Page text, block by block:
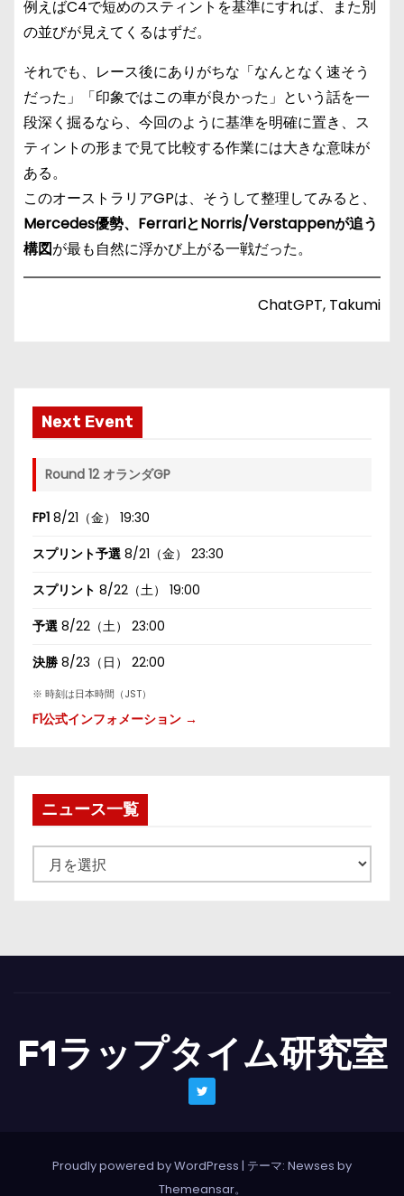
例えばC4で短めのスティントを基準にすれば、また別
の並びが見えてくるはずだ。
それでも、レース後にありがちな「なんとなく速そう
だった」「印象ではこの車が良かった」という話を一
段深く掘るなら、今回のように基準を明確に置き、ス
ティントの形まで見て比較する作業には大きな意味が
ある。
このオーストラリアGPは、そうして整理してみると、
Mercedes優勢、FerrariとNorris/Verstappenが追う
構図が最も自然に浮かび上がる一戦だった。
ChatGPT, Takumi
Next Event
Round 12 オランダGP
FP1 8/21（金） 19:30
スプリント予選 8/21（金） 23:30
スプリント 8/22（土） 19:00
予選 8/22（土） 23:00
決勝 8/23（日） 22:00
※ 時刻は日本時間（JST）
F1公式インフォメーション →
ニュース一覧
ュ
一
F1ラップタイム研究室
Proudly powered by WordPress | テーマ: Newses by
Themeansar。